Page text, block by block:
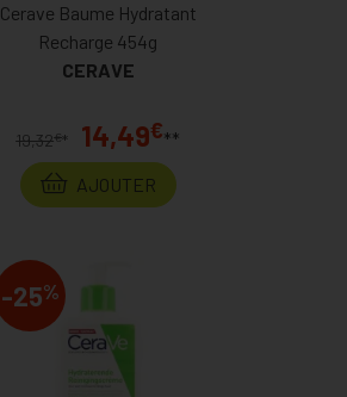
Cerave Baume Hydratant
Recharge 454g
CERAVE
19,32€* 14,49€**
AJOUTER
-25%